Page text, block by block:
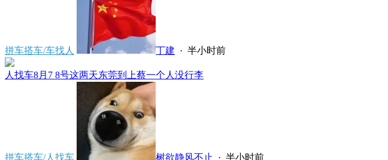
拼车搭车/车找人 丁建 · 半小时前
人找车8月7 8号这两天东莞到上蔡一个人没行李
拼车搭车/人找车 树欲静风不止 · 半小时前